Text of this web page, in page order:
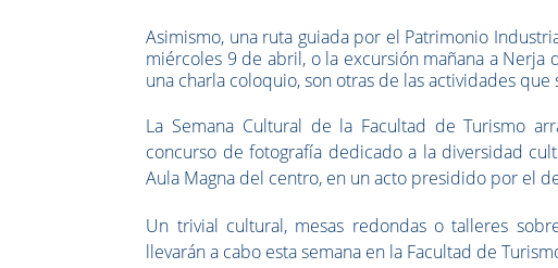
Asimismo, una ruta guiada por el Patrimonio
miércoles 9 de abril, o la excursión mañana a
una charla coloquio, son otras de las actividades que
La Semana Cultural de la Facultad de Turismo
concurso de fotografía dedicado a la diversidad
Aula Magna del centro, en un acto presidido por el
Un trivial cultural, mesas redondas o talleres
llevarán a cabo esta semana en la Facultad de